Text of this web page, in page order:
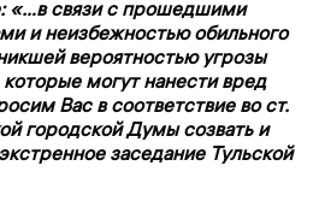
«…в связи с прошедшими
и неизбежностью обильного
вероятностью угрозы
могут нанести вред
Вас в соответствие во ст.
городской Думы созвать и
заседание Тульской